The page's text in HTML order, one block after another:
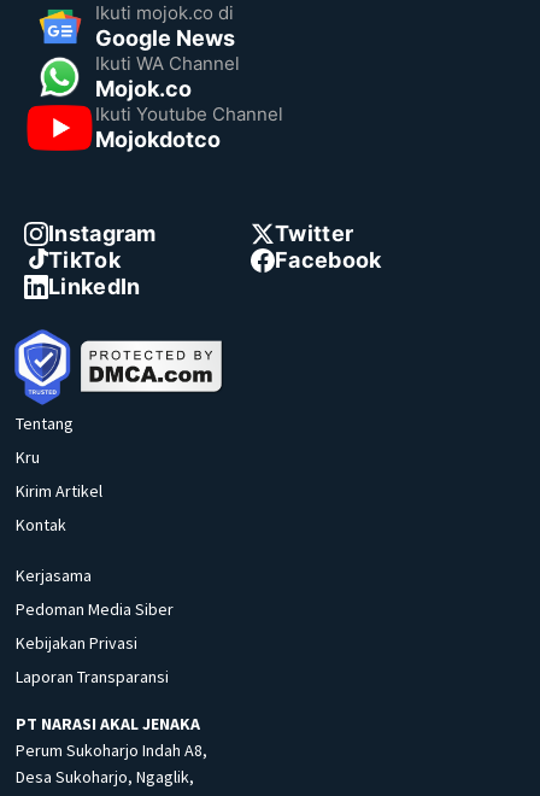
Ikuti mojok.co di
Google News
Ikuti WA Channel
Mojok.co
Ikuti Youtube Channel
Mojokdotco
Instagram
Twitter
TikTok
Facebook
LinkedIn
Tentang
Kru
Kirim Artikel
Kontak
Kerjasama
Pedoman Media Siber
Kebijakan Privasi
Laporan Transparansi
PT NARASI AKAL JENAKA
Perum Sukoharjo Indah A8,
Desa Sukoharjo, Ngaglik,